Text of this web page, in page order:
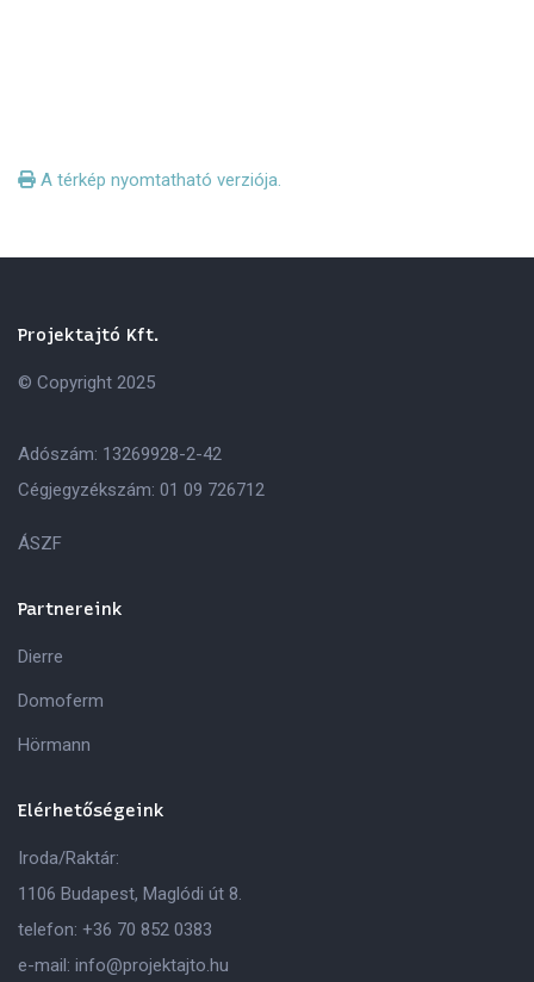
A térkép nyomtatható verziója.
Projektajtó Kft.
© Copyright 2025
Adószám: 13269928-2-42
Cégjegyzékszám: 01 09 726712
ÁSZF
Partnereink
Dierre
Domoferm
Hörmann
Elérhetőségeink
Iroda/Raktár:
1106 Budapest, Maglódi út 8.
telefon: +36 70 852 0383
e-mail: info@projektajto.hu